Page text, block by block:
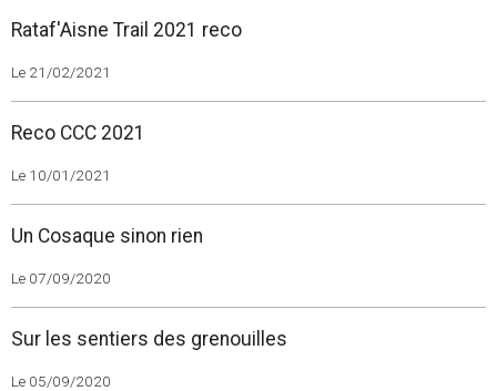
Rataf'Aisne Trail 2021 reco
Le 21/02/2021
Reco CCC 2021
Le 10/01/2021
Un Cosaque sinon rien
Le 07/09/2020
Sur les sentiers des grenouilles
Le 05/09/2020